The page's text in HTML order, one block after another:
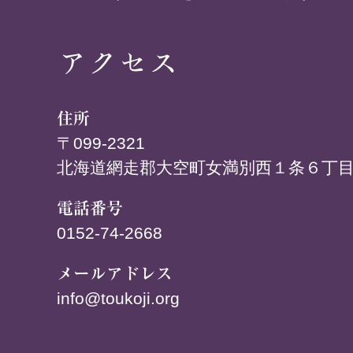
アクセス
住所
〒099-2321
北海道網走郡大空町女満別西１条６丁
電話番号
0152-74-2668
メールアドレス
info@toukoji.org